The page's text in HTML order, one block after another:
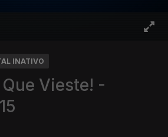
INATIVO
Vieste! -